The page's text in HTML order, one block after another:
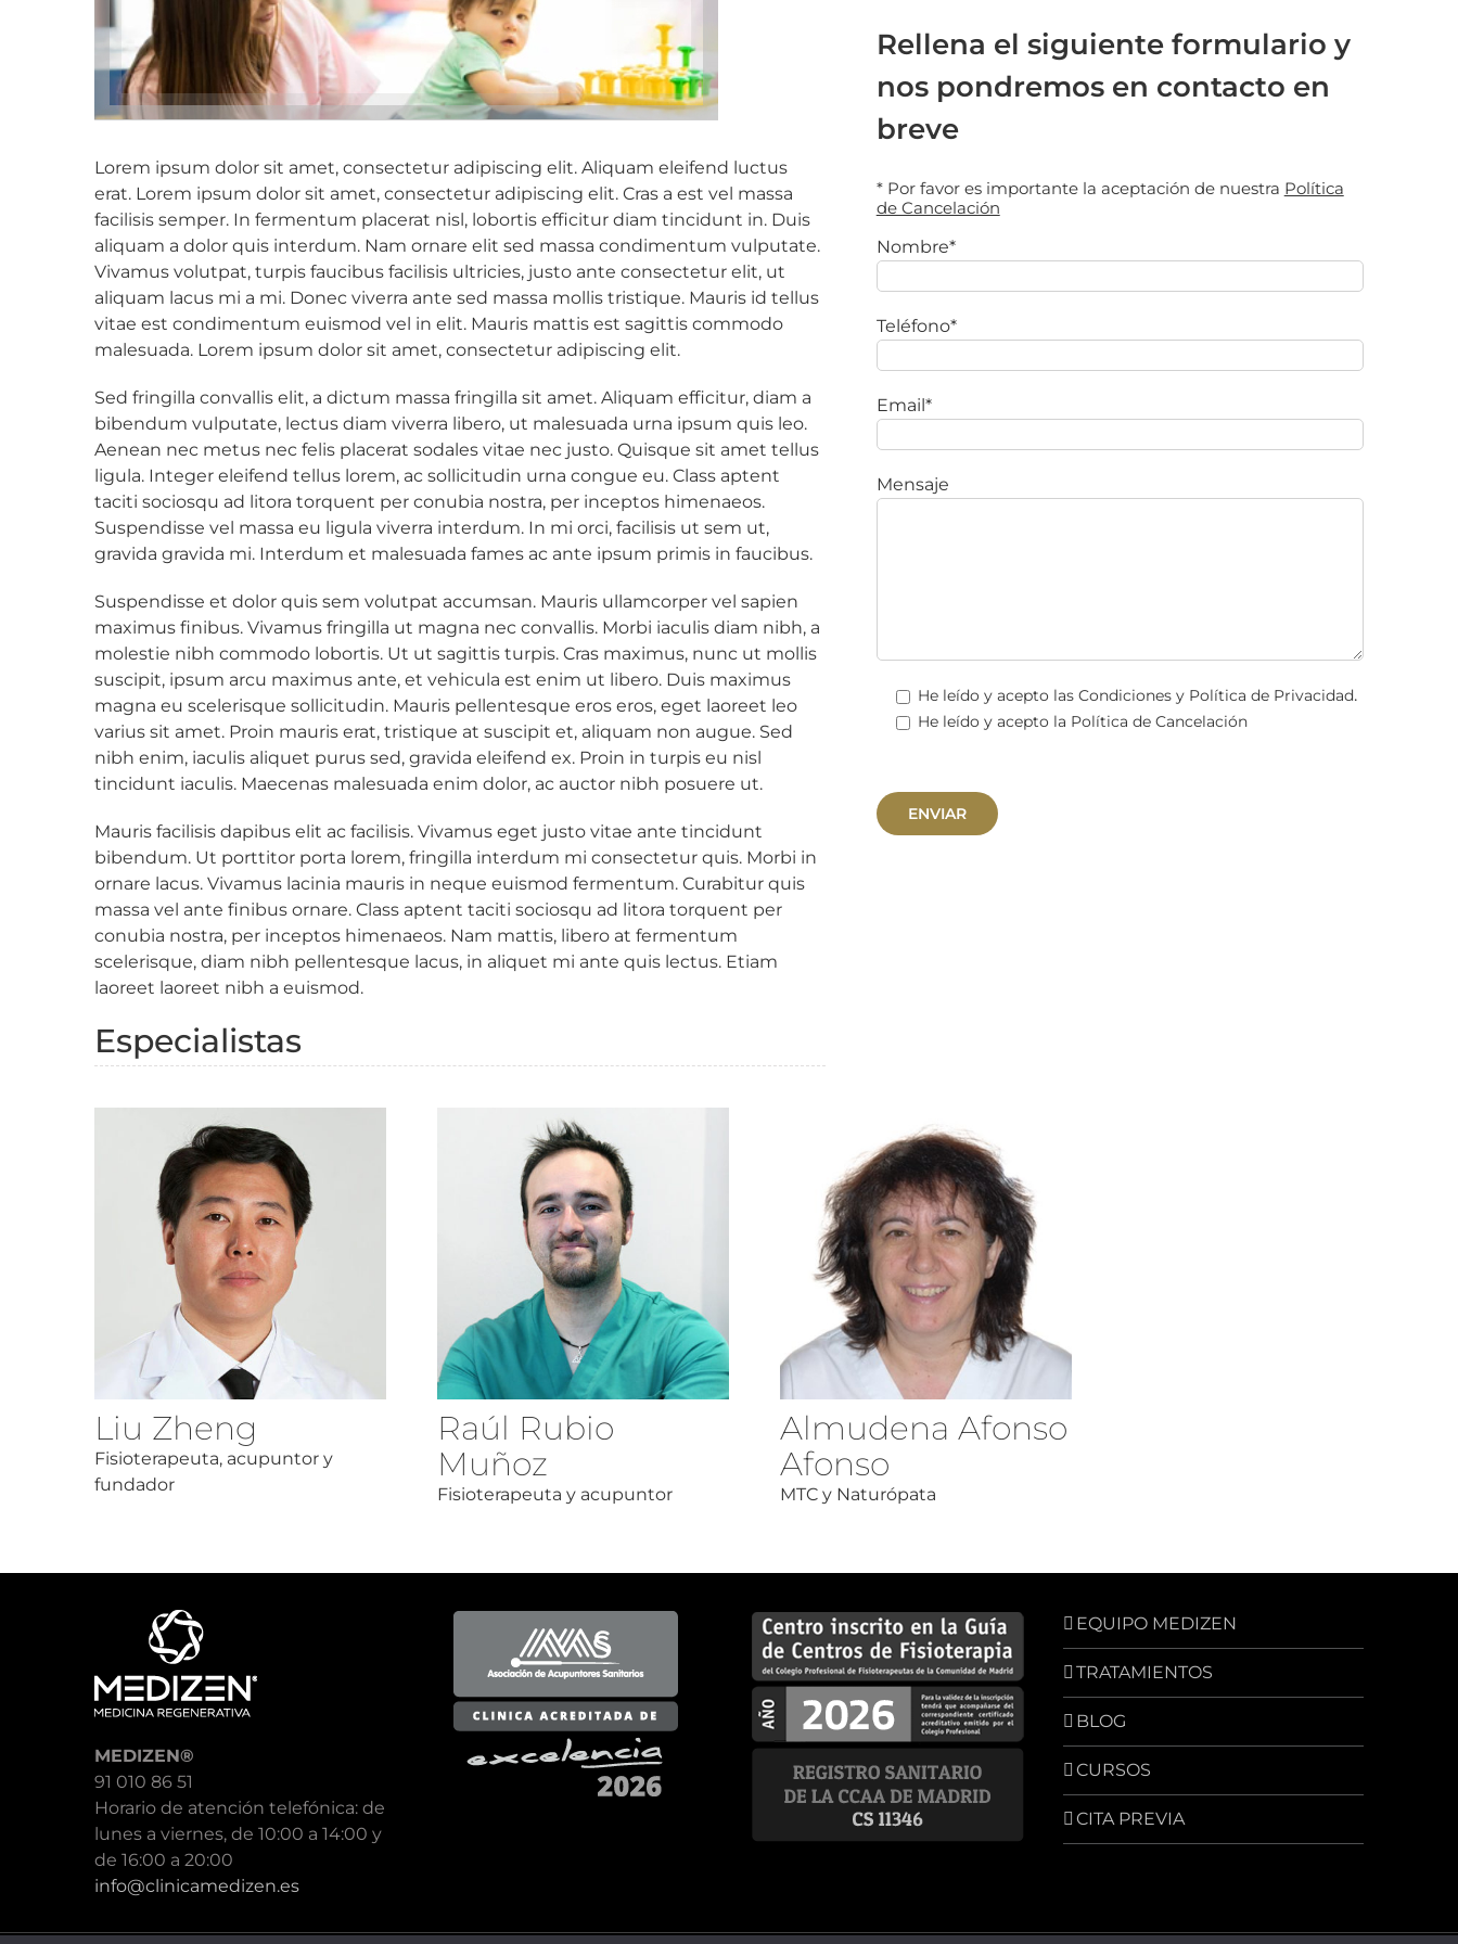
Lorem ipsum dolor sit amet, consectetur adipiscing elit. Aliquam eleifend luctus
erat. Lorem ipsum dolor sit amet, consectetur adipiscing elit. Cras a est vel massa
facilisis semper. In fermentum placerat nisl, lobortis efficitur diam tincidunt in. Duis
aliquam a dolor quis interdum. Nam ornare elit sed massa condimentum vulputate.
Vivamus volutpat, turpis faucibus facilisis ultricies, justo ante consectetur elit, ut
aliquam lacus mi a mi. Donec viverra ante sed massa mollis tristique. Mauris id tellus
vitae est condimentum euismod vel in elit. Mauris mattis est sagittis commodo
malesuada. Lorem ipsum dolor sit amet, consectetur adipiscing elit.
Sed fringilla convallis elit, a dictum massa fringilla sit amet. Aliquam efficitur, diam a
bibendum vulputate, lectus diam viverra libero, ut malesuada urna ipsum quis leo.
Aenean nec metus nec felis placerat sodales vitae nec justo. Quisque sit amet tellus
ligula. Integer eleifend tellus lorem, ac sollicitudin urna congue eu. Class aptent
taciti sociosqu ad litora torquent per conubia nostra, per inceptos himenaeos.
Suspendisse vel massa eu ligula viverra interdum. In mi orci, facilisis ut sem ut,
gravida gravida mi. Interdum et malesuada fames ac ante ipsum primis in faucibus.
Suspendisse et dolor quis sem volutpat accumsan. Mauris ullamcorper vel sapien
maximus finibus. Vivamus fringilla ut magna nec convallis. Morbi iaculis diam nibh, a
molestie nibh commodo lobortis. Ut ut sagittis turpis. Cras maximus, nunc ut mollis
suscipit, ipsum arcu maximus ante, et vehicula est enim ut libero. Duis maximus
magna eu scelerisque sollicitudin. Mauris pellentesque eros eros, eget laoreet leo
varius sit amet. Proin mauris erat, tristique at suscipit et, aliquam non augue. Sed
nibh enim, iaculis aliquet purus sed, gravida eleifend ex. Proin in turpis eu nisl
tincidunt iaculis. Maecenas malesuada enim dolor, ac auctor nibh posuere ut.
Mauris facilisis dapibus elit ac facilisis. Vivamus eget justo vitae ante tincidunt
bibendum. Ut porttitor porta lorem, fringilla interdum mi consectetur quis. Morbi in
ornare lacus. Vivamus lacinia mauris in neque euismod fermentum. Curabitur quis
massa vel ante finibus ornare. Class aptent taciti sociosqu ad litora torquent per
conubia nostra, per inceptos himenaeos. Nam mattis, libero at fermentum
scelerisque, diam nibh pellentesque lacus, in aliquet mi ante quis lectus. Etiam
laoreet laoreet nibh a euismod.
Rellena el siguiente formulario y
nos pondremos en contacto en
breve
* Por favor es importante la aceptación de nuestra Política
de Cancelación
Nombre*
Teléfono*
Email*
Mensaje
He leído y acepto las Condiciones y Política de Privacidad.
He leído y acepto la Política de Cancelación
Especialistas
Liu Zheng
Fisioterapeuta, acupuntor y
fundador
Raúl Rubio
Muñoz
Fisioterapeuta y acupuntor
Almudena Afonso
Afonso
MTC y Naturópata
MEDIZEN®
91 010 86 51
Horario de atención telefónica: de
lunes a viernes, de 10:00 a 14:00 y
de 16:00 a 20:00
info@clinicamedizen.es
EQUIPO MEDIZEN
TRATAMIENTOS
BLOG
CURSOS
CITA PREVIA